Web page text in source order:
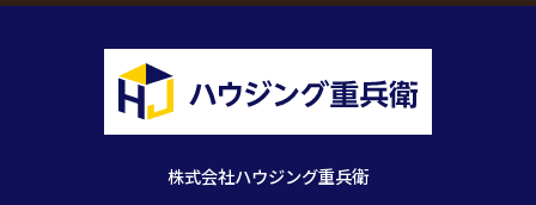
株式会社ハウジング重兵衛